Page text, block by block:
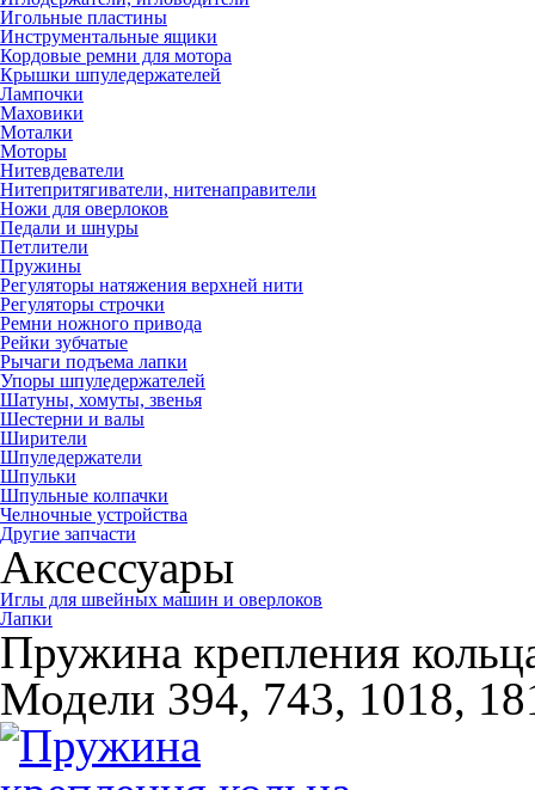
Игольные пластины
Инструментальные ящики
Кордовые ремни для мотора
Крышки шпуледержателей
Лампочки
Маховики
Моталки
Моторы
Нитевдеватели
Нитепритягиватели, нитенаправители
Ножи для оверлоков
Педали и шнуры
Петлители
Пружины
Регуляторы натяжения верхней нити
Регуляторы строчки
Ремни ножного привода
Рейки зубчатые
Рычаги подъема лапки
Упоры шпуледержателей
Шатуны, хомуты, звенья
Шестерни и валы
Ширители
Шпуледержатели
Шпульки
Шпульные колпачки
Челночные устройства
Другие запчасти
Аксессуары
Иглы для швейных машин и оверлоков
Лапки
Пружина крепления
Модели 394, 743, 1018,